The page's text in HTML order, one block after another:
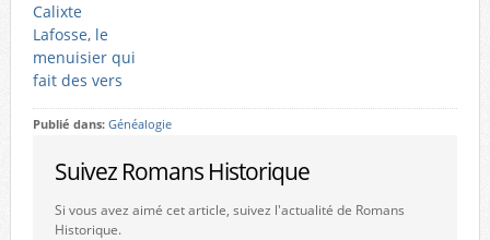
Calixte
Lafosse, le
menuisier qui
fait des vers
Publié dans: Généalogie
Suivez Romans Historique
Si vous avez aimé cet article, suivez l'actualité de Romans
Historique.